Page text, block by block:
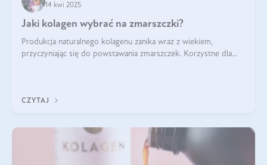
14 kwi 2025
Jaki kolagen wybrać na zmarszczki?
Produkcja naturalnego kolagenu zanika wraz z wiekiem,
przyczyniając się do powstawania zmarszczek. Korzystne dla
CZYTAJ